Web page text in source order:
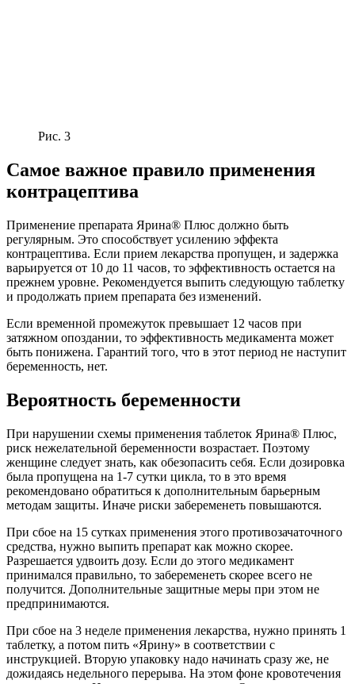
Рис. 3
Самое важное правило применения
контрацептива
Применение препарата Ярина® Плюс должно быть
регулярным. Это способствует усилению эффекта
контрацептива. Если прием лекарства пропущен, и задержка
варьируется от 10 до 11 часов, то эффективность остается на
прежнем уровне. Рекомендуется выпить следующую таблетку
и продолжать прием препарата без изменений.
Если временной промежуток превышает 12 часов при
затяжном опоздании, то эффективность медикамента может
быть понижена. Гарантий того, что в этот период не наступит
беременность, нет.
Вероятность беременности
При нарушении схемы применения таблеток Ярина® Плюс,
риск нежелательной беременности возрастает. Поэтому
женщине следует знать, как обезопасить себя. Если дозировка
была пропущена на 1-7 сутки цикла, то в это время
рекомендовано обратиться к дополнительным барьерным
методам защиты. Иначе риски забеременеть повышаются.
При сбое на 15 сутках применения этого противозачаточного
средства, нужно выпить препарат как можно скорее.
Разрешается удвоить дозу. Если до этого медикамент
принимался правильно, то забеременеть скорее всего не
получится. Дополнительные защитные меры при этом не
предпринимаются.
При сбое на 3 неделе применения лекарства, нужно принять 1
таблетку, а потом пить «Ярину» в соответствии с
инструкцией. Вторую упаковку надо начинать сразу же, не
дожидаясь недельного перерыва. На этом фоне кровотечения